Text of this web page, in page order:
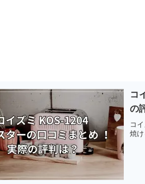
コ
の
コ
焼